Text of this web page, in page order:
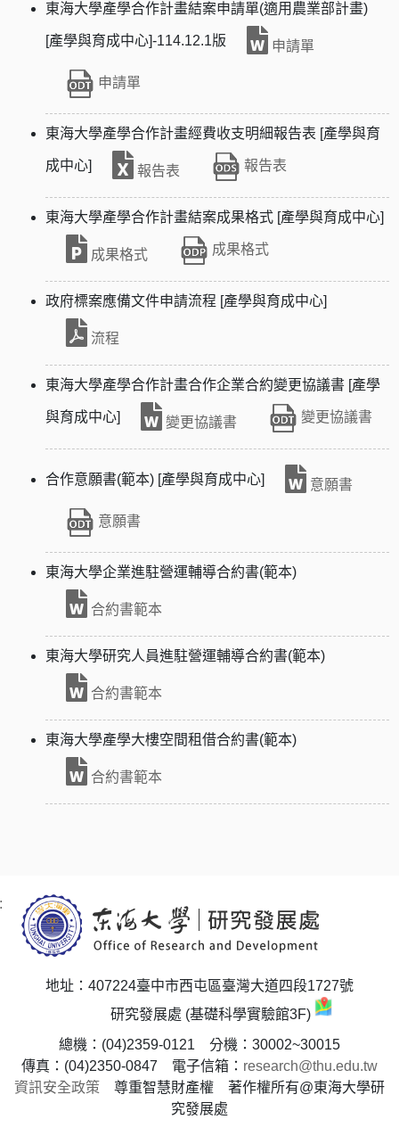
東海大學產學合作計畫結案申請單(適用農業部計畫)
[產學與育成中心]-114.12.1版 申請單
申請單
東海大學產學合作計畫經費收支明細報告表 [產學與育
成中心] 報告表 報告表
東海大學產學合作計畫結案成果格式 [產學與育成中心]
成果格式 成果格式
政府標案應備文件申請流程 [產學與育成中心]
流程
東海大學產學合作計畫合作企業合約變更協議書 [產學
與育成中心] 變更協議書 變更協議書
合作意願書(範本) [產學與育成中心] 意願書
意願書
東海大學企業進駐營運輔導合約書(範本)
合約書範本
東海大學研究人員進駐營運輔導合約書(範本)
合約書範本
東海大學產學大樓空間租借合約書(範本)
合約書範本
地址：407224臺中市西屯區臺灣大道四段1727號
研究發展處 (基礎科學實驗館3F)
總機：(04)2359-0121 分機：30002~30015
傳真：(04)2350-0847 電子信箱： research@thu.edu.tw
資訊安全政策 尊重智慧財產權 著作權所有@東海大學研
究發展處